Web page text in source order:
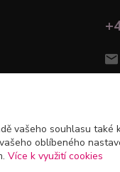
vašeho souhlasu také
oblíbeného
Více k využití cookies